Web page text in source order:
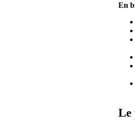
En
Le